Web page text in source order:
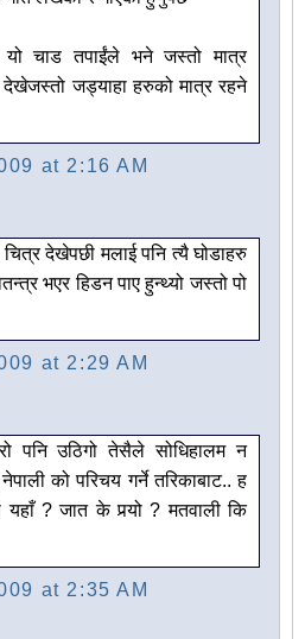
चाड तपाईंले भने जस्तो मात्र
जड्याहा हरुको मात्र रहने
at 2:16 AM
चित्र देखेपछी मलाई पनि त्यै घोडाहरु
भएर हिडन पाए हुन्थ्यो जस्तो पो
at 2:29 AM
पनि उठिगो तेसैले सोधिहालम न
को परिचय गर्ने तरिकाबाट.. ह
यहाँ ? जात के पर्‍यो ? मतवाली कि
at 2:35 AM